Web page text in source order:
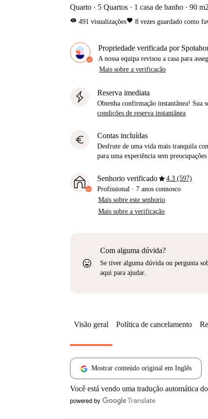
Quarto 5 Quartos 1 casa de banho 90 m2
visibility 491 visualizaçõesfavorite 8 vezes guardado como
Propriedade verificada por
A nossa equipa revisou a casa para
Mais sobre a verificação
Reserva imediata
Obtenha confirmação instantânea! Sua
condições de reserva instantânea
euro Contas incluídas
Desfrute de uma vida mais tranquila
para uma experiência sem preocupações
Senhorio verificadostar4.3 (597)
Profissional · 7 anos connosco
Mais sobre este senhorio
Mais sobre a verificação
sentiment_very_satisfied
Com alguma dúvida?
Se tiver alguma dúvida ou pergunta
aqui para ajudar.
Visão geral Política de cancelamento
Mostrar conteúdo original em Inglês
Você está vendo uma tradução automática